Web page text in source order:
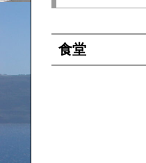
食堂